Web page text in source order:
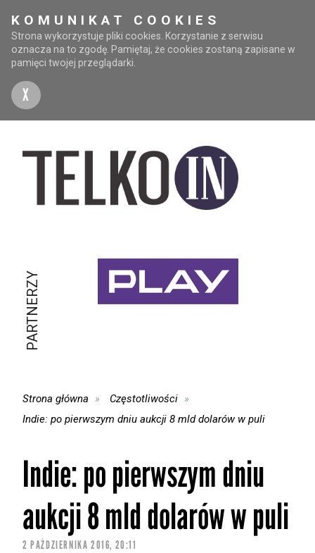
KOMUNIKAT COOKIES
Strona wykorzystuje pliki cookies. Korzystanie z serwisu
oznacza na to zgodę. Pamiętaj, że cookies zostaną zapisane w
pamięci twojej przeglądarki.
X
PARTNERZY
Strona główna
Częstotliwości
Indie: po pierwszym dniu aukcji 8 mld dolarów w puli
Indie: po pierwszym dniu
aukcji 8 mld dolarów w puli
2 PAŹDZIERNIKA 2016, 20:11